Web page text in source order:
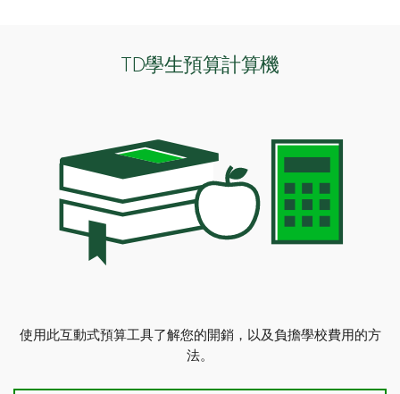
TD學生預算計算機
使用此互動式預算工具了解您的開銷，以及負擔學校費用的方
法。